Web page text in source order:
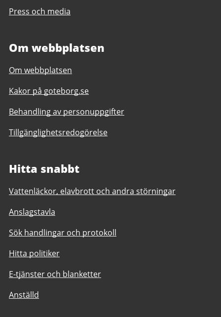
Press och media
Om webbplatsen
Om webbplatsen
Kakor på goteborg.se
Behandling av personuppgifter
Tillgänglighetsredogörelse
Hitta snabbt
Vattenläckor, elavbrott och andra störningar
Anslagstavla
Sök handlingar och protokoll
Hitta politiker
E-tjänster och blanketter
Anställd